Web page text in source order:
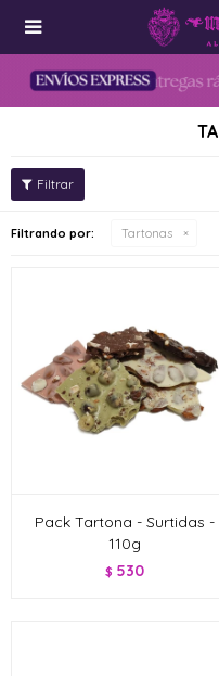

Filtrando por: Tartonas
Pack Tartona - Surtidas -
110g
$ 530